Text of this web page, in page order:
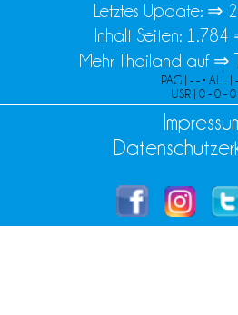
Letztes Update: ⇒
Inhalt Seiten:
Mehr Thailand auf ⇒
PAG | - - • ALL |
USR | 0 - 0 - 0